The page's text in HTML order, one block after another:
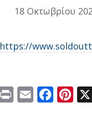
18 Οκτωβρίου
https://
PrintEmail